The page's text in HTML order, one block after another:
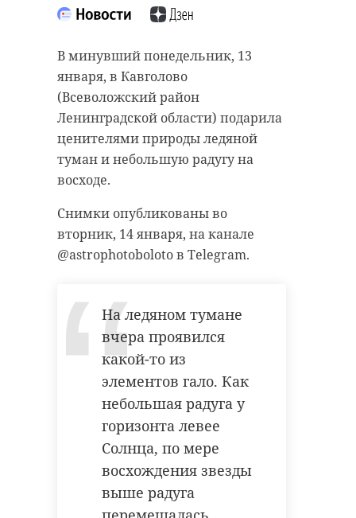
В минувший понедельник, 13
января, в Кавголово
(Всеволожский район
Ленинградской области) подарила
ценителями природы ледяной
туман и небольшую радугу на
восходе.
Снимки опубликованы во
вторник, 14 января, на канале
@astrophotoboloto в Telegram.
На ледяном тумане
вчера проявился
какой-то из
элементов гало. Как
небольшая радуга у
горизонта левее
Солнца, по мере
восхождения звезды
выше радуга
Фото: Вневедомственная охрана
росгвардия студенты
улица шкапина
Поделиться статьей: